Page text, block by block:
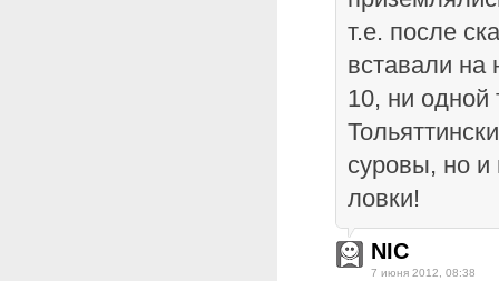
т.е. после
вставали на
10, ни
суровы, но и
ловки!
NIC
7 июня 2012, 08:38